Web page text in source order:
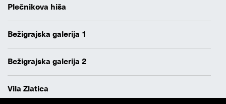
Plečnikova hiša
Bežigrajska galerija 1
Bežigrajska galerija 2
Vila Zlatica